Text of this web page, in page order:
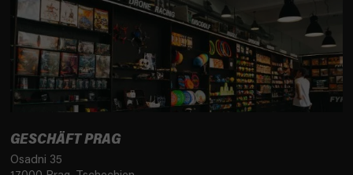
GESCHÄFT PRAG
Osadni 35